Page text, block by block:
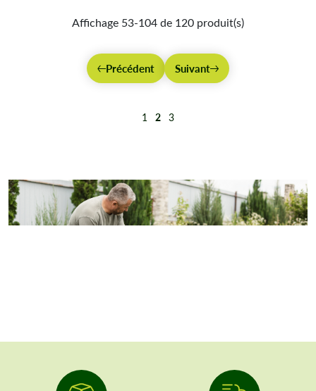
Affichage 53-104 de 120 produit(s)
Précédent Suivant
1 2 3